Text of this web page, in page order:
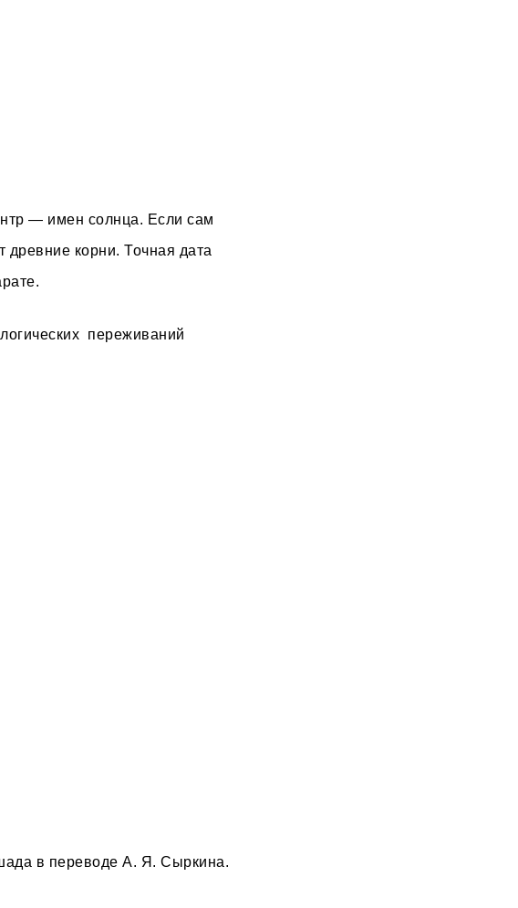
— имен солнца. Если сам
древние корни. Точная дата
переживаний
в переводе А. Я. Сыркина.